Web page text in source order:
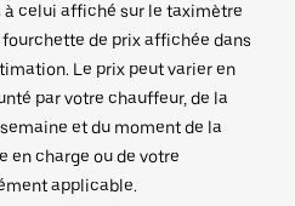
à celui affiché sur le taximètre
de prix affichée dans
Le prix peut varier en
par votre chauffeur, de la
et du moment de la
en charge ou de votre
applicable.